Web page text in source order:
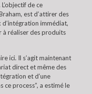
de ce
est d’attirer des
immédiat,
à réaliser des produits
ici. Il s’agit maintenant
direct et même des
et d’une
process”, a estimé le